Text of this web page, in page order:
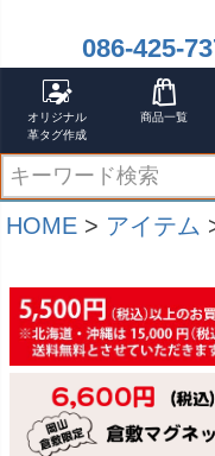
086-425-
オリジナル
革タグ作成
商品一覧
HOME アイテム
イエロー
在庫なし商品
在庫なし商品を
商品番号/JANコード
予約商品
予約商品のみを
並び順